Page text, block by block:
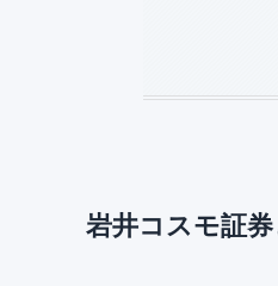
岩井コスモ証